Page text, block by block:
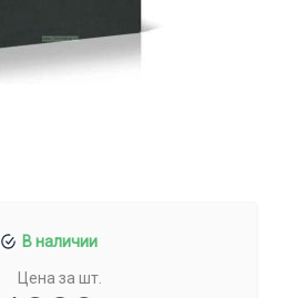
В наличии
Цена за шт.